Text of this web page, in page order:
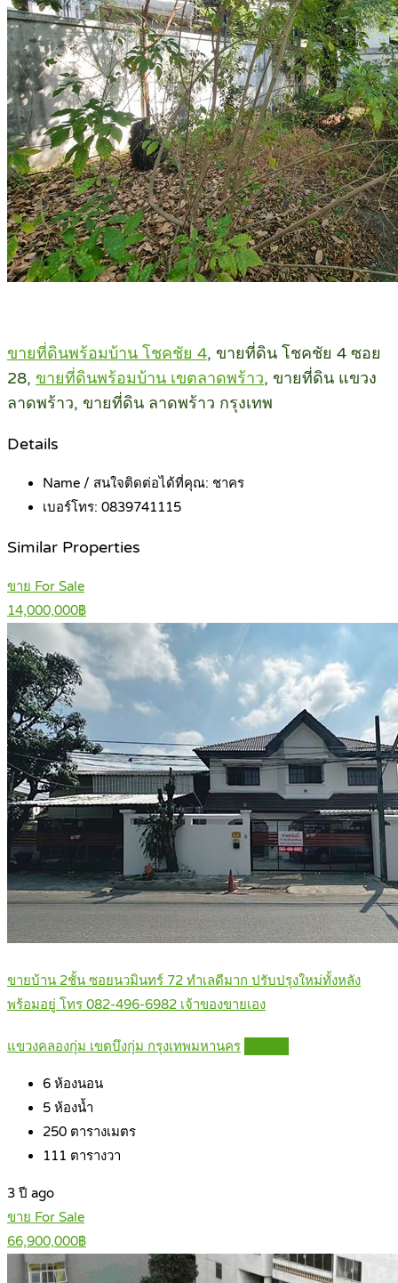
ขายที่ดินพร้อมบ้าน โชคชัย 4, ขายที่ดิน โชคชัย 4 ซอย
28, ขายที่ดินพร้อมบ้าน เขตลาดพร้าว, ขายที่ดิน แขวง
ลาดพร้าว, ขายที่ดิน ลาดพร้าว กรุงเทพ
Details
Name / สนใจติดต่อได้ที่คุณ: ชาคร
เบอร์โทร: 0839741115
Similar Properties
ขาย For Sale
14,000,000฿
ขายบ้าน 2ชั้น ซอยนวมินทร์ 72 ทำเลดีมาก ปรับปรุงใหม่ทั้งหลัง
พร้อมอยู่ โทร 082-496-6982 เจ้าของขายเอง
แขวงคลองกุ่ม เขตบึงกุ่ม กรุงเทพมหานคร
6 ห้องนอน
5 ห้องน้ำ
250 ตารางเมตร
111 ตารางวา
3 ปี ago
ขาย For Sale
66,900,000฿